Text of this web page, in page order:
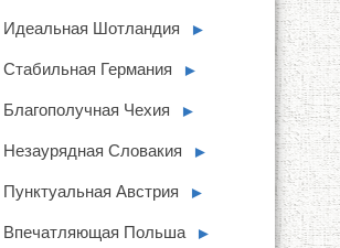
Идеальная Шотландия ►
Стабильная Германия ►
Благополучная Чехия ►
Незаурядная Словакия ►
Пунктуальная Австрия ►
Впечатляющая Польша ►